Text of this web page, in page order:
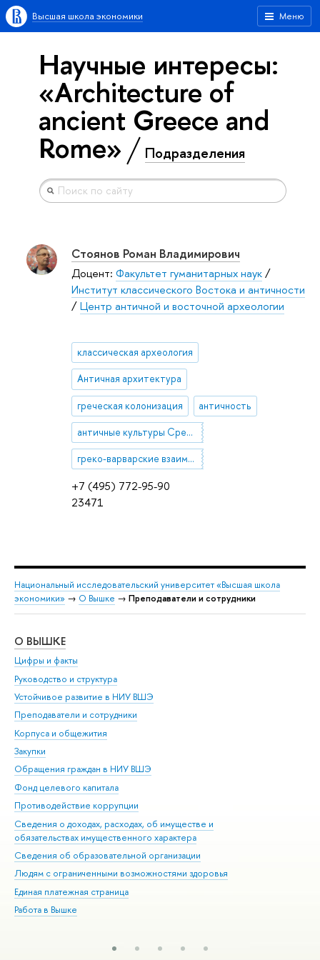
Меню
Высшая школа экономики
Научные интересы:
«Architecture of
ancient Greece and
Rome» Подразделения
+7 (495) 772-95-90
23471
Стоянов Роман Владимирович
Доцент: Факультет гуманитарных наук/
Институт классического Востока и античности
/Центр античной и восточной археологии
классическая археология
Античная архитектура
греческая колонизация античность
античные культуры Средиземноморья, Эгеиды и Причерноморья
греко-варварские взаимодействия
Национальный исследовательский университет «Высшая школа
экономики» → О Вышке → Преподаватели и сотрудники
О ВЫШКЕ
Цифры и факты
Руководство и структура
Устойчивое развитие в НИУ ВШЭ
Преподаватели и сотрудники
Корпуса и общежития
Закупки
Обращения граждан в НИУ ВШЭ
Фонд целевого капитала
Противодействие коррупции
Сведения о доходах, расходах, об имуществе и
обязательствах имущественного характера
Сведения об образовательной организации
Людям с ограниченными возможностями здоровья
Единая платежная страница
Работа в Вышке